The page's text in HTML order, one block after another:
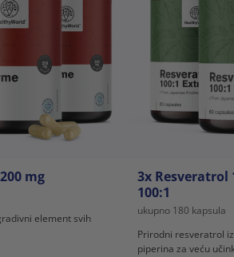
mg
element svih
3x Resveratrol
100:1
ukupno 180 kapsula
Prirodni resveratrol
piperina za veću